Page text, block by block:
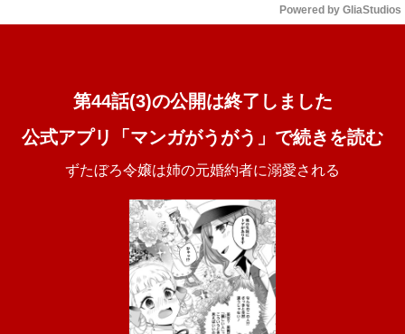
Powered by GliaStudios
第44話(3)の公開は終了しました
公式アプリ「マンガがうがう」で続きを読む
ずたぼろ令嬢は姉の元婚約者に溺愛される